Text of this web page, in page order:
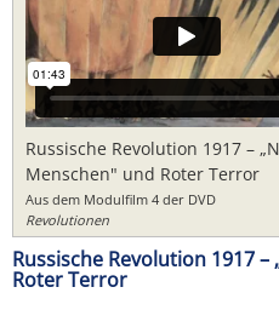
Russische Revolution 1917 –
Menschen" und Roter Terror
Aus dem Modulfilm 4 der DVD
Revolutionen
Russische Revolution 1917
Roter Terror